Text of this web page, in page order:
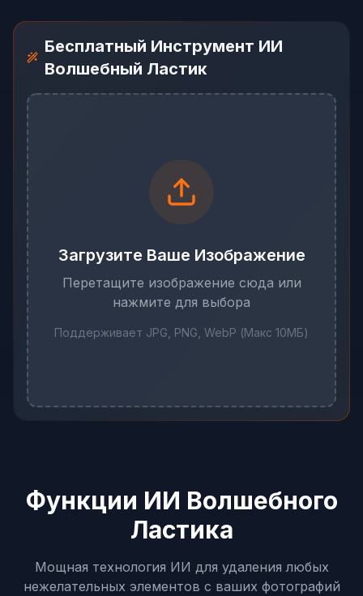
Бесплатный Инструмент ИИ
Волшебный Ластик
Загрузите Ваше Изображение
Перетащите изображение сюда или
нажмите для выбора
Поддерживает JPG, PNG, WebP (Макс 10МБ)
Функции ИИ Волшебного
Ластика
Мощная технология ИИ для удаления любых
нежелательных элементов с ваших фотографий